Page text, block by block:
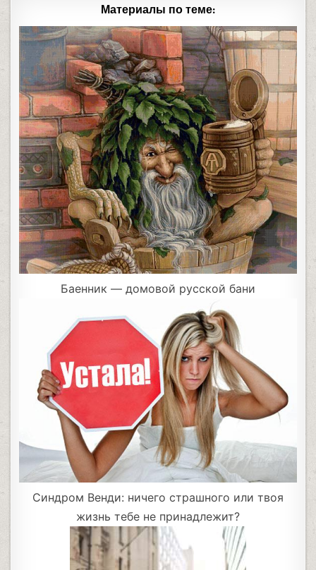
Материалы по теме:
Баенник — домовой русской бани
Синдром Венди: ничего страшного или твоя
жизнь тебе не принадлежит?